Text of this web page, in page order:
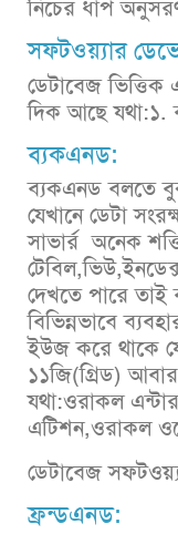
নিচের ধাপ
সফটওয়্যার
ডেটাবেজ ভিত্তিক
দিক আছে যথা:১.
ব্যকএনড:
ব্যকএনড বলতে
যেখানে ডেটা
সাভার্র অনেক
দেখতে পারে তাই
বিভিন্নভাবে
ইউজ করে থাকে
১১জি(গ্রিড)
যথা:ওরাকল
এটিশন,ওরাকল
ডেটাবেজ
ফ্রন্ডএনড: